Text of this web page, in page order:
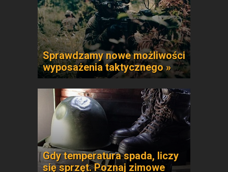
Sprawdzamy nowe możliwości
wyposażenia taktycznego »
Gdy temperatura spada, liczy
się sprzęt. Poznaj zimowe